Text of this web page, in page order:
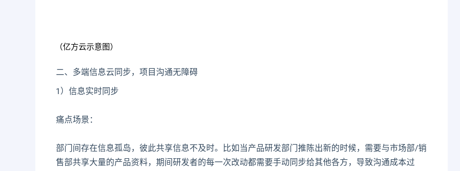
（亿方云示意图）
二、多端信息云同步，项目沟通无障碍
1）信息实时同步
痛点场景：
部门间存在信息孤岛，彼此共享信息不及时。比如当产品研发部门推陈出新的时候，需要与市场部/销
售部共享大量的产品资料，期间研发者的每一次改动都需要手动同步给其他各方，导致沟通成本过